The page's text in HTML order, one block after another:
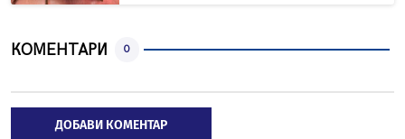
КОМЕНТАРИ 0
ДОБАВИ КОМЕНТАР